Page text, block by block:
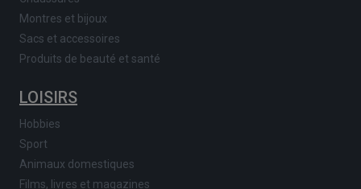
Montres et bijoux
Sacs et accessoires
Produits de beauté et santé
LOISIRS
Hobbies
Sport
Animaux domestiques
Films, livres et magazines